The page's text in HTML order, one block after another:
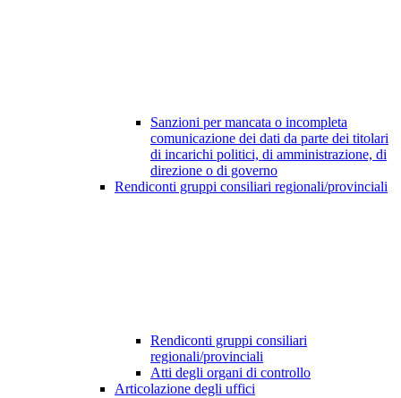
Sanzioni per mancata o incompleta
comunicazione dei dati da parte dei titolari
di incarichi politici, di amministrazione, di
direzione o di governo
Rendiconti gruppi consiliari regionali/provinciali
Rendiconti gruppi consiliari
regionali/provinciali
Atti degli organi di controllo
Articolazione degli uffici